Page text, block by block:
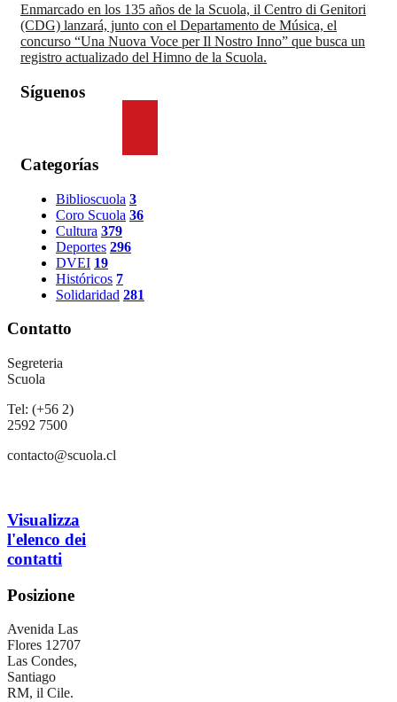
Enmarcado en los 135 años de la Scuola, il Centro di Genitori
(CDG) lanzará, junto con el Departamento de Música, el
concurso “Una Nuova Voce per Il Nostro Inno” que busca un
registro actualizado del Himno de la Scuola.
Síguenos
Categorías
Biblioscuola 3
Coro Scuola 36
Cultura 379
Deportes 296
DVEI 19
Históricos 7
Solidaridad 281
Contatto
Segreteria
Scuola
Tel: (+56 2)
2592 7500
contacto@scuola.cl
Visualizza
l'elenco dei
contatti
Posizione
Avenida Las
Flores 12707
Las Condes,
Santiago
RM, il Cile.